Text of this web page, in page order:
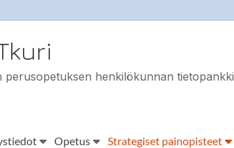
perusopetuksen henkilökunnan tietopankki
Opetus Strategiset painopisteet